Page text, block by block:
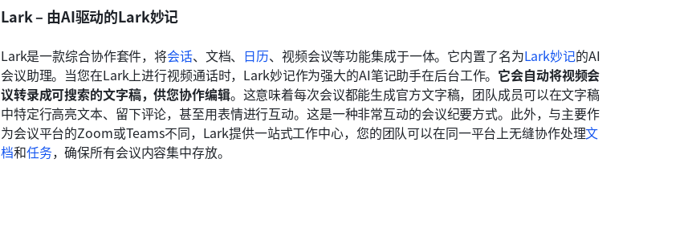
Lark – 由AI驱动的Lark妙记
Lark是一款综合协作套件，将会话、文档、 日历、视频会议等功能集成于一体。它内置了名为Lark妙记的AI
会议助理。当您在Lark上进行视频通话时，Lark妙记作为强大的AI笔记助手在后台工作。 它会自动将视频会
议转录成可搜索的文字稿，供您协作编辑。这意味着每次会议都能生成官方文字稿，团队成员可以在文字稿
中特定行高亮文本、留下评论，甚至用表情进行互动。这是一种非常互动的会议纪要方式。此外，与主要作
为会议平台的Zoom或Teams不同，Lark提供一站式工作中心，您的团队可以在同一平台上无缝协作处理文
档和任务，确保所有会议内容集中存放。